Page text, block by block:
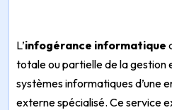
L’infogérance informatique
totale ou partielle de la gestion
systèmes informatiques d’une
externe spécialisé. Ce service